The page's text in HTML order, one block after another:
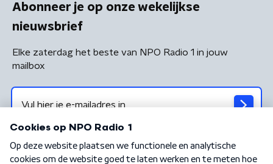
Abonneer je op onze wekelijkse
nieuwsbrief
Elke zaterdag het beste van NPO Radio 1 in jouw
mailbox